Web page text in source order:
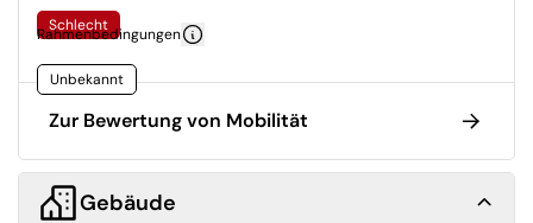
Schlecht
Rahmenbedingungen
Unbekannt
Zur Bewertung von Mobilität
Gebäude